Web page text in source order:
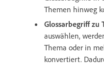
Themen hinweg
Glossarbegriff zu
auswählen,
Thema oder in
konvertiert.